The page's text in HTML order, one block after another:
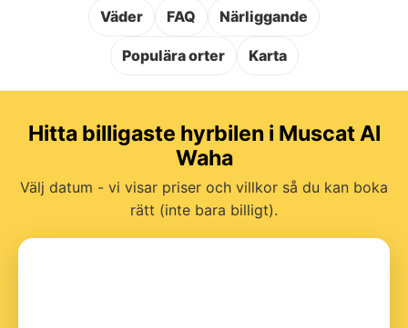
Väder FAQ Närliggande
Populära orter Karta
Hitta billigaste hyrbilen i Muscat Al
Waha
Välj datum - vi visar priser och villkor så du kan boka
rätt (inte bara billigt).